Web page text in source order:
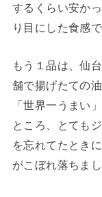
するくらい安か
り目にした食感
もう１品は、仙
舗で揚げたての
「世界一うまい
ところ、とても
を忘れてたとき
がこぼれ落ちま